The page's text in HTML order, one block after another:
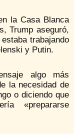
la Casa Blanca
Trump aseguró,
trabajando
y Putin.
algo más
la necesidad de
o diciendo que
«prepararse